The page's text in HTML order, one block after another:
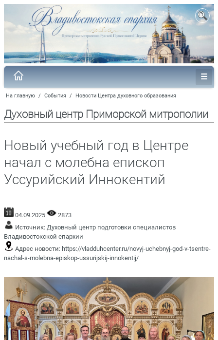
На главную / События / Новости Центра духовного образования
Духовный центр Приморской митрополии
Новый учебный год в Центре
начал с молебна епископ
Уссурийский Иннокентий
04.09.2025
2873
Источник: Духовный центр подготовки специалистов
Владивостокской епархии
Адрес новости: https://vladduhcenter.ru/novyj-uchebnyj-god-v-tsentre-
nachal-s-molebna-episkop-ussurijskij-innokentij/